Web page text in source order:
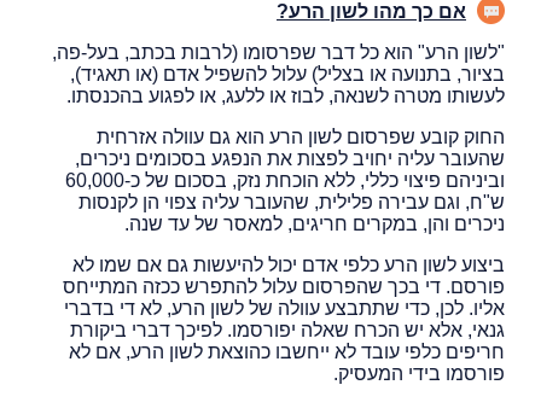
אם כך מהו לשון הרע?
"לשון הרע" הוא כל דבר שפרסומו (לרבות בכתב, בעל-פה,
בציור, בתנועה או בצליל) עלול להשפיל אדם (או תאגיד),
לעשותו מטרה לשנאה, לבוז או ללעג, או לפגוע בהכנסתו.
החוק קובע שפרסום לשון הרע הוא גם עוולה אזרחית
שהעובר עליה יחויב לפצות את הנפגע בסכומים ניכרים,
וביניהם פיצוי כללי, ללא הוכחת נזק, בסכום של כ-60,000
ש"ח, וגם עבירה פלילית, שהעובר עליה צפוי הן לקנסות
ניכרים והן, במקרים חריגים, למאסר של עד שנה.
ביצוע לשון הרע כלפי אדם יכול להיעשות גם אם שמו לא
פורסם. די בכך שהפרסום עלול להתפרש ככזה המתייחס
אליו. לכן, כדי שתתבצע עוולה של לשון הרע, לא די בדברי
גנאי, אלא יש הכרח שאלה יפורסמו. לפיכך דברי ביקורת
חריפים כלפי עובד לא ייחשבו כהוצאת לשון הרע, אם לא
פורסמו בידי המעסיק.